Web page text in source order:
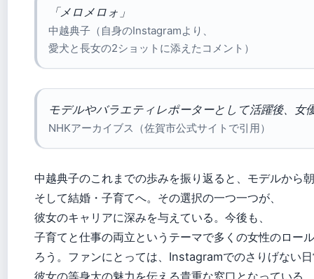
「メロメロォ」
中越典子（自身のInstagramより、
愛犬と長女の2ショットに添えたコメント）
モデルやバラエティレポーターとして活躍後、女
NHKアーカイブス（佐賀市公式サイトで引用）
中越典子のこれまでの歩みを振り返ると、モデルから
そして結婚・子育てへ。その選択の一つ一つが、
彼女のキャリアに深みを与えている。今後も、
子育てと仕事の両立というテーマで多くの女性のロー
ろう。ファンにとっては、Instagramでのさりげない
彼女の等身大の魅力を伝える貴重な窓口となっている。